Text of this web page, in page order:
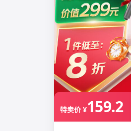
特卖价 ¥159.2